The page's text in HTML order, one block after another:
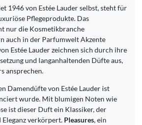
1946 von Estée Lauder selbst, steht für
Pflegeprodukte. Das
nur die Kosmetikbranche
auch in der Parfumwelt Akzente
Estée Lauder zeichnen sich durch ihre
und langanhaltenden Düfte aus,
ansprechen.
Damendüfte von Estée Lauder ist
wurde. Mit blumigen Noten wie
ist dieser Duft ein Klassiker, der
verkörpert. Pleasures, ein